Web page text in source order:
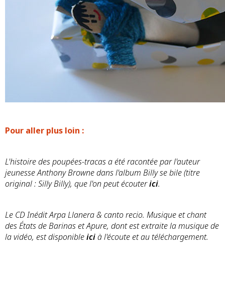
Pour aller plus loin :
L'histoire des poupées-tracas a été racontée par l'auteur
jeunesse Anthony Browne dans l'album Billy se bile (titre
original : Silly Billy), que l'on peut écouterici.
Le CD Inédit Arpa Llanera & canto recio. Musique et chant
des États de Barinas et Apure, dont est extraite la musique de
la vidéo, est disponibleicià l'écoute et au téléchargement.